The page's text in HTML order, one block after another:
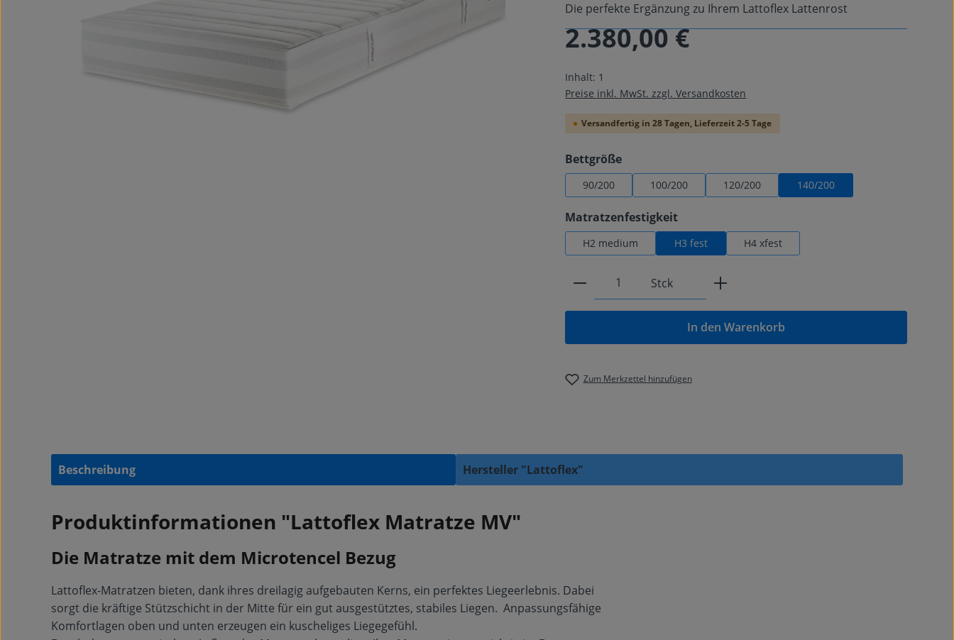
Die perfekte Ergänzung zu Ihrem Lattoflex Lattenrost
Regulärer Preis:
2.380,00 €
Inhalt: 1
Preise inkl. MwSt. zzgl. Versandkosten
Versandfertig in 28 Tagen, Lieferzeit 2-5 Tage
Bettgrößeauswählen
90/200 100/200 120/200 140/200
Matratzenfestigkeitauswählen
H2 medium H3 fest H4 xfest
Produkt Anzahl: Gib den gewünschten Wert
Stck
In den Warenkorb
Zum Merkzettel hinzufügen
Beschreibung Hersteller "Lattoflex"
Produktinformationen "Lattoflex Matratze MV"
Die Matratze mit dem Microtencel Bezug
Lattoflex-Matratzen bieten, dank ihres dreilagig aufgebauten Kerns, ein perfektes Liegeerlebnis. Dabei
sorgt die kräftige Stützschicht in der Mitte für ein gut ausgestütztes, stabiles Liegen. Anpassungsfähige
Komfortlagen oben und unten erzeugen ein kuscheliges Liegegefühl.